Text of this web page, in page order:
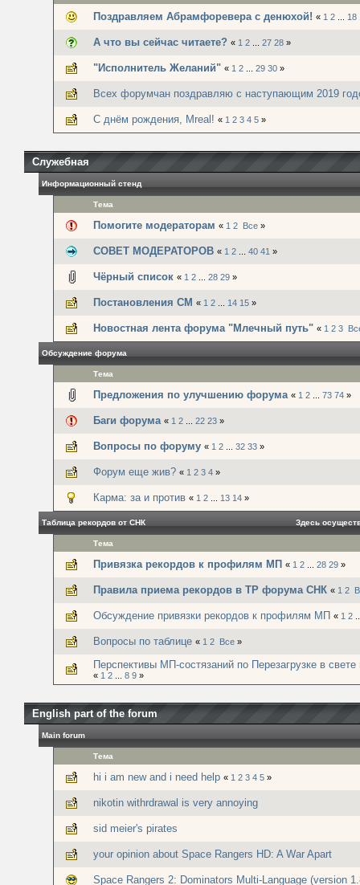
Поздравляем Абрамфоревера с денюхой! « 1 2 18
А что вы сейчас читаете? « 1 2 27 28 »
"Исполнитель Желаний" « 1 2 29 30 »
Всех форумчан поздравляю с наступающим 2019
С днём рождения, Mreal! « 1 2 3 4 5 »
Служебная
Информационный стенд
Тема
Помогите модераторам « 1 2 Все »
СОВЕТ МОДЕРАТОРОВ « 1 2 40 41 »
Чёрный список « 1 2 28 29 »
Постановления СМ « 1 2 14 15 »
Новостная лента форума "Млечный путь" « 1 2 3
Обсуждение форума
Тема
Предложения по улучшению форума « 1 2 73 74 »
Баги форума « 1 2 22 23 »
Вопросы по форуму « 1 2 32 33 »
Форум еще жив? « 1 2 3 4 »
Карма: за и против « 1 2 13 14 »
Здесь
Таблица рекордов от СНК
Тема
Привязка рекордов к профилям МП « 1 2 28 29 »
Правила приема рекордов в ТР форума СНК « 1 2
Обсуждение привязки рекордов к профилям МП « 1 2
Вопросы по таблице « 1 2 Все »
Перспективы МП-состязаний по Перезагрузке в свете
« 1 2 8 9 »
English part of the forum
Main forum
Тема
hi i am new and i need help « 1 2 3 4 5 »
nikotin withrdrawal is very annoying
sid meier's pirates
your opinion about Space Rangers HD: A War Apart
Space Rangers 2: Dominators Multi-Language (version